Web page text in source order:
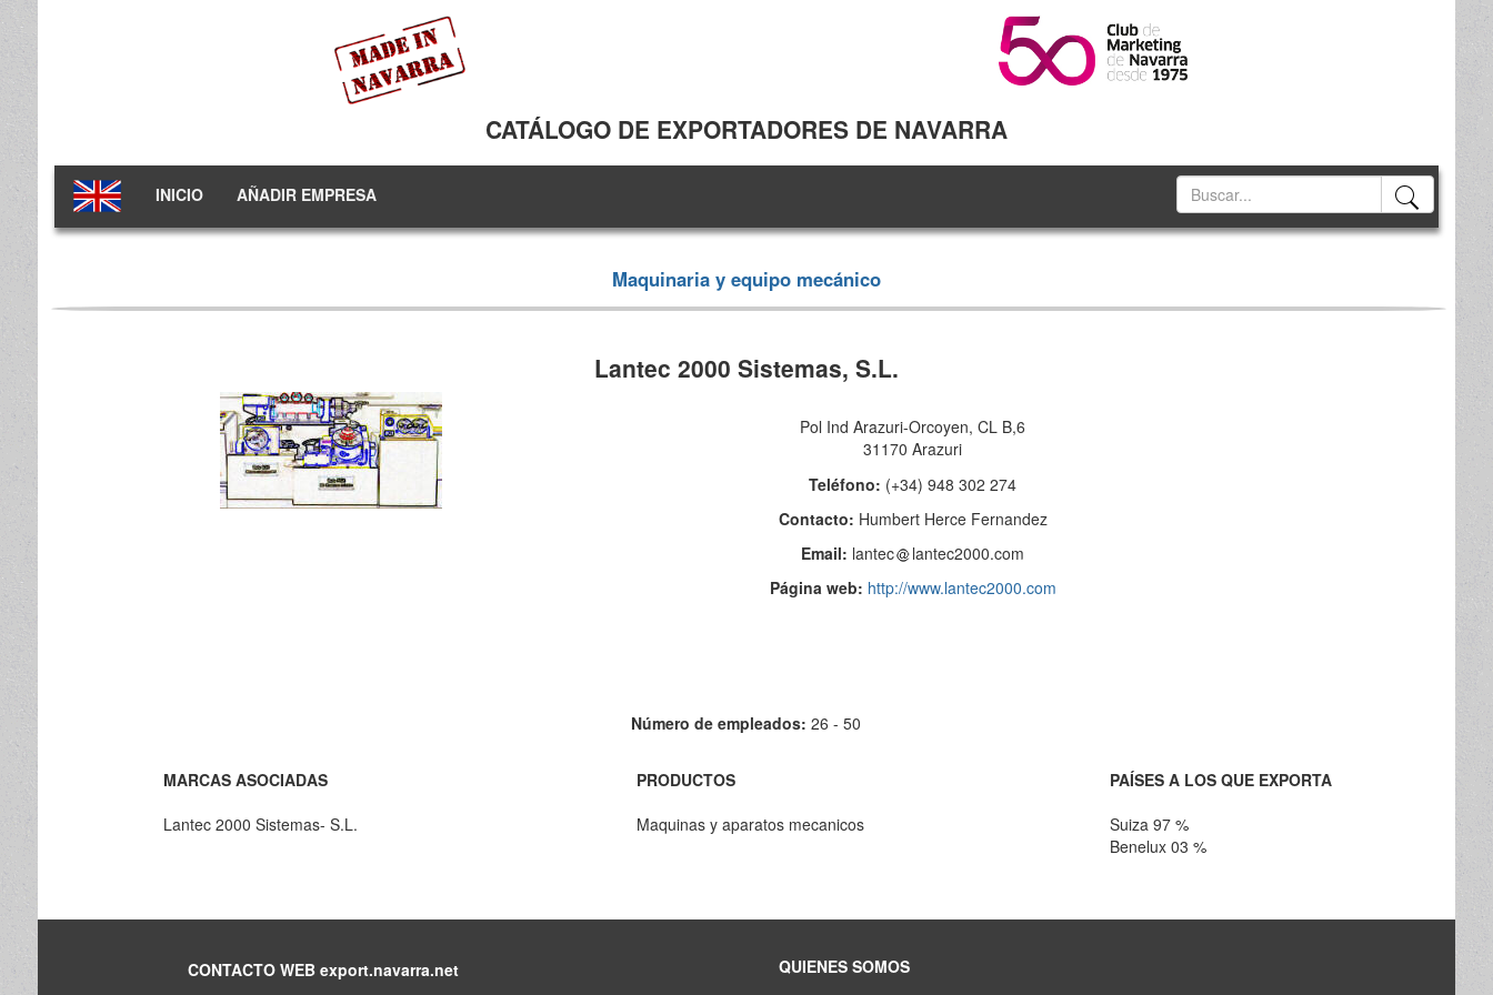
CATÁLOGO DE EXPORTADORES DE NAVARRA
INICIO AÑADIR EMPRESA
Maquinaria y equipo mecánico
Lantec 2000 Sistemas, S.L.
Pol Ind Arazuri-Orcoyen, CL B,6
31170 Arazuri
Teléfono: (+34) 948 302 274
Contacto: Humbert Herce Fernandez
Email: lantec
lantec2000.com
Página web: http://www.lantec2000.com
Número de empleados:26 - 50
MARCAS ASOCIADAS
Lantec 2000 Sistemas- S.L.
PRODUCTOS
Maquinas y aparatos mecanicos
PAÍSES A LOS QUE EXPORTA
Suiza 97 %
Benelux 03 %
CONTACTO WEB export.navarra.net
QUIENES SOMOS